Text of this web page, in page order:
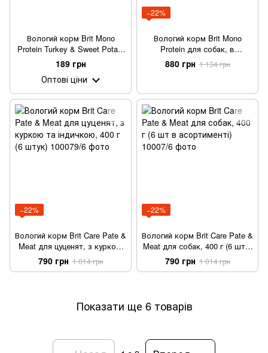
Вологий корм Brit Mono
Protein Turkey & Sweet Potato
для собак, з індичкою і
бататом, 400 г
189 грн
Оптові ціни
−22%
Вологий корм Brit Mono
Protein для собак, в
асортименті (6 штук), 400 г
880 грн 1 134 грн
−22%
Вологий корм Brit Care Pate &
Meat для цуценят, з куркою
та індичкою, 400 г (6 штук)
790 грн 1 014 грн
−22%
Вологий корм Brit Care Pate &
Meat для собак, 400 г (6 шт в
асортименті)
790 грн 1 014 грн
Показати ще 6 товарів